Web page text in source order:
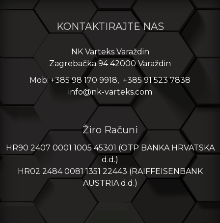
KONTAKTIRAJTE NAS
NK Varteks Varaždin
Zagrebačka 94 42000 Varaždin
Mob: +385 98 170 9918, +385 91 523 7838
info@nk-varteks.com
Žiro Računi
HR90 2407 0001 1005 45301 (OTP BANKA HRVATSKA
d.d.)
HR02 2484 0081 1351 22443 (RAIFFEISENBANK
AUSTRIA d.d.)